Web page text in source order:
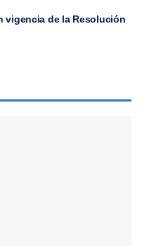
vigencia de la Resolución